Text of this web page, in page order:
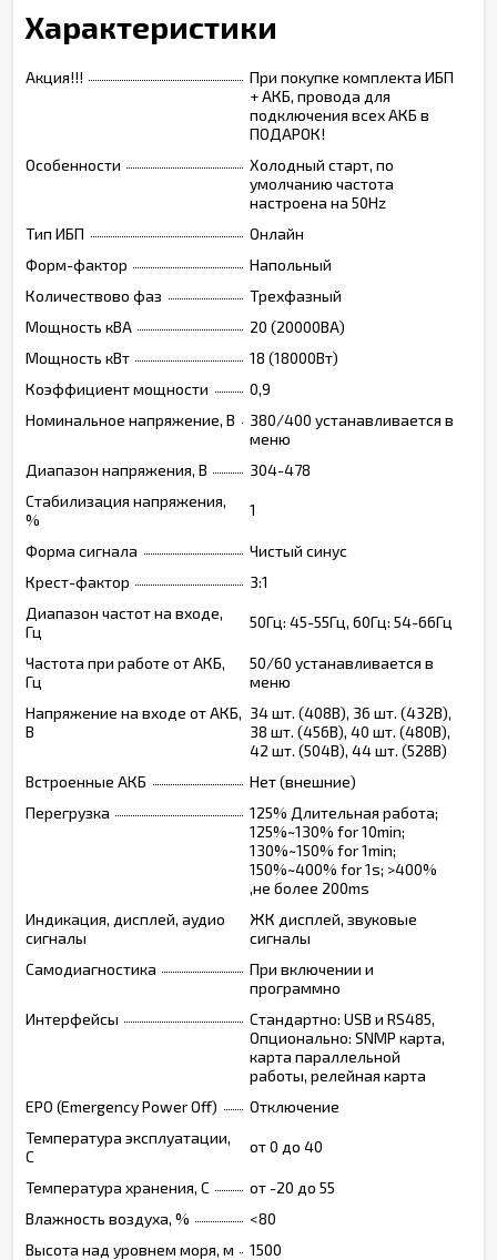
Характеристики
Акция!!!
При покупке комплекта ИБП
+ АКБ, провода для
подключения всех АКБ в
ПОДАРОК!
Особенности
Холодный старт, по
умолчанию частота
настроена на 50Hz
Тип ИБП
Онлайн
Форм-фактор
Напольный
Количествово фаз
Трехфазный
Мощность кВА
20 (20000ВА)
Мощность кВт
18 (18000Вт)
Коэффициент мощности
0,9
Номинальное напряжение, В
380/400 устанавливается в
меню
Диапазон напряжения, В
304-478
Стабилизация напряжения,
%
1
Форма сигнала
Чистый синус
Крест-фактор
3:1
Диапазон частот на входе,
Гц
50Гц: 45-55Гц, 60Гц: 54-66Гц
Частота при работе от АКБ,
Гц
50/60 устанавливается в
меню
Напряжение на входе от АКБ,
В
34 шт. (408В), 36 шт. (432В),
38 шт. (456В), 40 шт. (480В),
42 шт. (504В), 44 шт. (528В)
Встроенные АКБ
Нет (внешние)
Перегрузка
125% Длительная работа;
125%~130% for 10min;
130%~150% for 1min;
150%~400% for 1s; >400%
,не более 200ms
Индикация, дисплей, аудио
сигналы
ЖК дисплей, звуковые
сигналы
Самодиагностика
При включении и
программно
Интерфейсы
Стандартно: USB и RS485,
Опционально: SNMP карта,
карта параллельной
работы, релейная карта
EPO (Emergency Power Off)
Отключение
Температура эксплуатации,
C
от 0 до 40
Температура хранения, C
от -20 до 55
Влажность воздуха, %
<80
Высота над уровнем моря, м
1500